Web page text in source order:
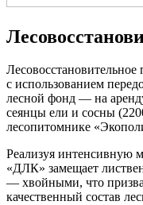
с использованием
лесной фонд — на
сеянцы ели и сосны
лесопитомнике
Реализуя интенсивную
«ДЛК» замещает
— хвойными, что
качественный состав